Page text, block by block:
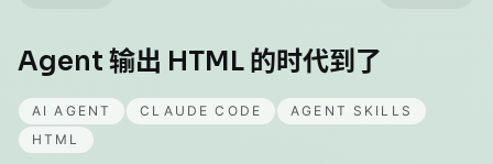
Agent 输出 HTML 的时代到了
AI AGENT CLAUDE CODE
AGENT SKILLS
HTML